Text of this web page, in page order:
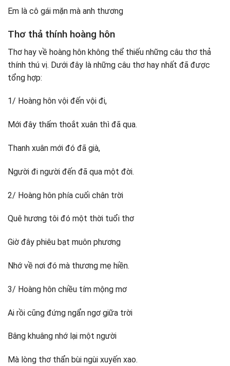
Em là cô gái mặn mà anh thương
Thơ thả thính hoàng hôn
Thơ hay về hoàng hôn không thể thiếu những câu thơ thả
thính thú vị. Dưới đây là những câu thơ hay nhất đã được
tổng hợp:
1/ Hoàng hôn vội đến vội đi,
Mới đây thấm thoắt xuân thì đã qua.
Thanh xuân mới đó đã già,
Người đi người đến đã qua một đời.
2/ Hoàng hôn phía cuối chân trời
Quê hương tôi đó một thời tuổi thơ
Giờ đây phiêu bạt muôn phương
Nhớ về nơi đó mà thương mẹ hiền.
3/ Hoàng hôn chiều tím mộng mơ
Ai rồi cũng đứng ngẩn ngơ giữa trời
Bâng khuâng nhớ lại một người
Mà lòng thơ thẩn bùi ngùi xuyến xao.